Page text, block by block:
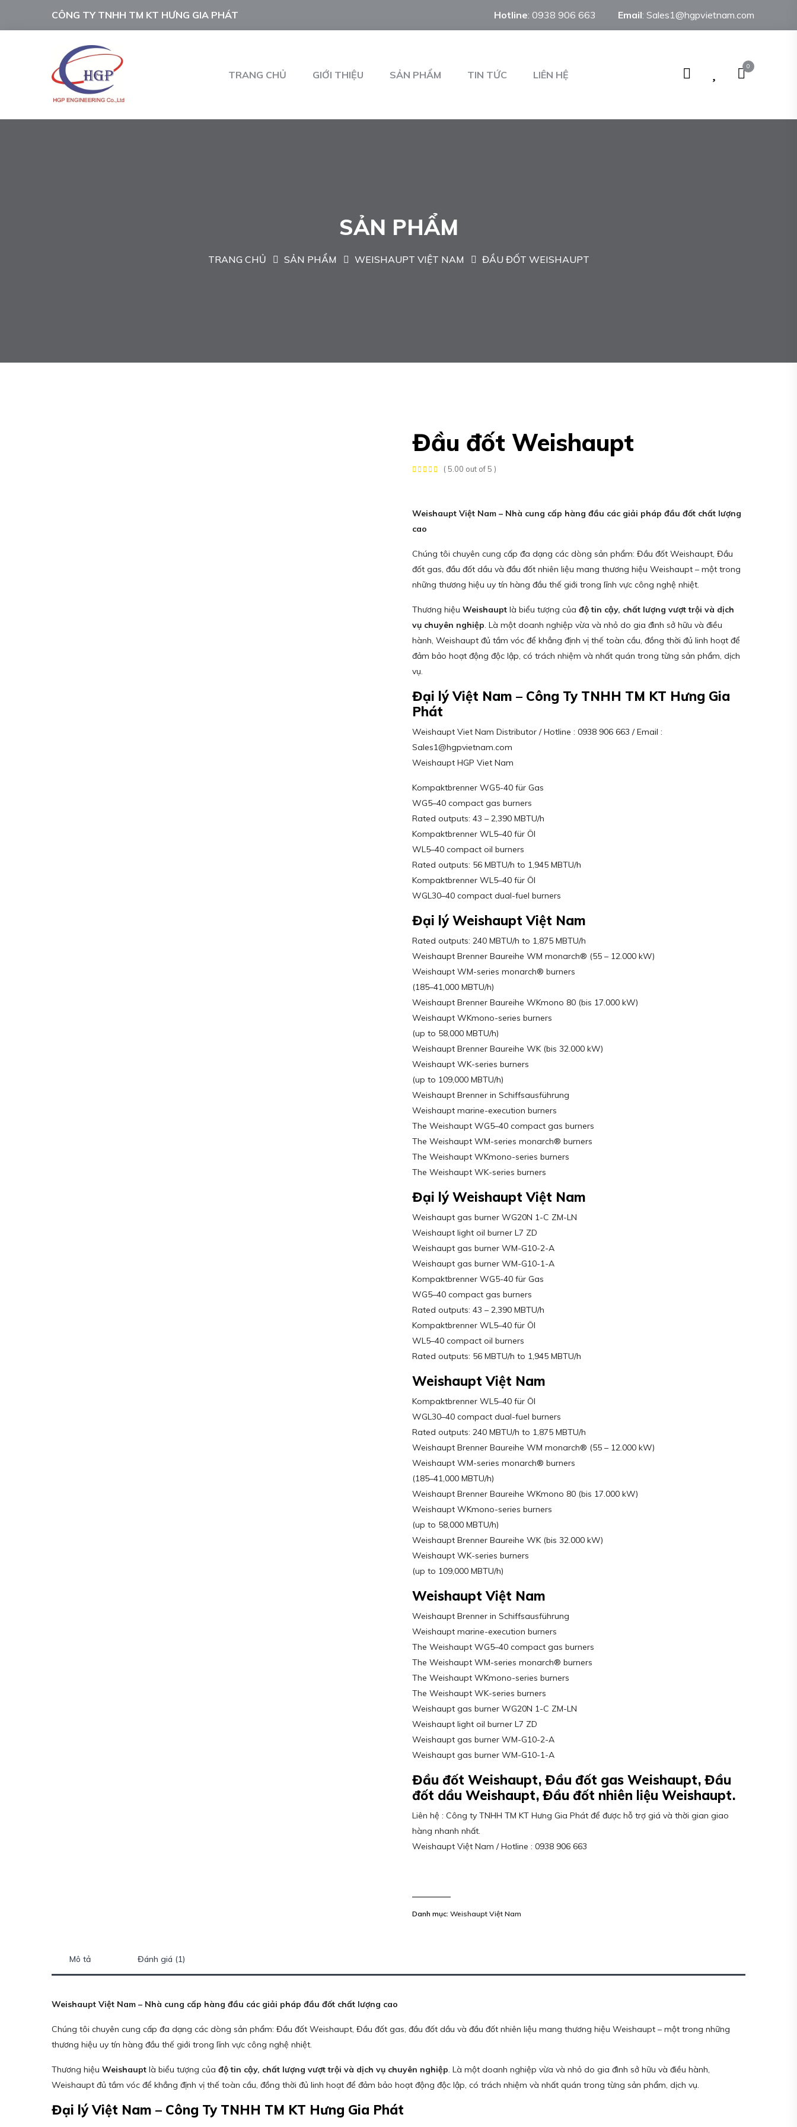
CÔNG TY TNHH TM KT HƯNG GIA PHÁT Hotline: 0938 906 663 Email: Sales1@hgpvietnam.com
TRANG CHỦ GIỚI THIỆU SẢN PHẨM TIN TỨC LIÊN HỆ
0
SẢN PHẨM
TRANG CHỦ SẢN PHẨM WEISHAUPT VIỆT NAM ĐẦU ĐỐT WEISHAUPT
Đầu đốt Weishaupt
( 5.00 out of 5 )
Weishaupt Việt Nam – Nhà cung cấp hàng đầu các giải pháp đầu đốt chất lượng
cao
Chúng tôi chuyên cung cấp đa dạng các dòng sản phẩm: Đầu đốt Weishaupt, Đầu
đốt gas, đầu đốt dầu và đầu đốt nhiên liệu mang thương hiệu Weishaupt – một trong
những thương hiệu uy tín hàng đầu thế giới trong lĩnh vực công nghệ nhiệt.
Thương hiệuWeishaupt là biểu tượng củađộ tin cậy, chất lượng vượt trội và dịch
vụ chuyên nghiệp. Là một doanh nghiệp vừa và nhỏ do gia đình sở hữu và điều
hành, Weishaupt đủ tầm vóc để khẳng định vị thế toàn cầu, đồng thời đủ linh hoạt để
đảm bảo hoạt động độc lập, có trách nhiệm và nhất quán trong từng sản phẩm, dịch
vụ.
Đại lý Việt Nam – Công Ty TNHH TM KT Hưng Gia
Phát
Weishaupt Viet Nam Distributor / Hotline : 0938 906 663 / Email :
Sales1@hgpvietnam.com
Weishaupt HGP Viet Nam
Kompaktbrenner WG5-40 für Gas
WG5–40 compact gas burners
Rated outputs: 43 – 2,390 MBTU/h
Kompaktbrenner WL5–40 für Öl
WL5–40 compact oil burners
Rated outputs: 56 MBTU/h to 1,945 MBTU/h
Kompaktbrenner WL5–40 für Öl
WGL30–40 compact dual-fuel burners
Đại lý Weishaupt Việt Nam
Rated outputs: 240 MBTU/h to 1,875 MBTU/h
Weishaupt Brenner Baureihe WM monarch® (55 – 12.000 kW)
Weishaupt WM-series monarch® burners
(185–41,000 MBTU/h)
Weishaupt Brenner Baureihe WKmono 80 (bis 17.000 kW)
Weishaupt WKmono-series burners
(up to 58,000 MBTU/h)
Weishaupt Brenner Baureihe WK (bis 32.000 kW)
Weishaupt WK-series burners
(up to 109,000 MBTU/h)
Weishaupt Brenner in Schiffsausführung
Weishaupt marine-execution burners
The Weishaupt WG5–40 compact gas burners
The Weishaupt WM-series monarch® burners
The Weishaupt WKmono-series burners
The Weishaupt WK-series burners
Đại lý Weishaupt Việt Nam
Weishaupt gas burner WG20N 1-C ZM-LN
Weishaupt light oil burner L7 ZD
Weishaupt gas burner WM-G10-2-A
Weishaupt gas burner WM-G10-1-A
Kompaktbrenner WG5-40 für Gas
WG5–40 compact gas burners
Rated outputs: 43 – 2,390 MBTU/h
Kompaktbrenner WL5–40 für Öl
WL5–40 compact oil burners
Rated outputs: 56 MBTU/h to 1,945 MBTU/h
Weishaupt Việt Nam
Kompaktbrenner WL5–40 für Öl
WGL30–40 compact dual-fuel burners
Rated outputs: 240 MBTU/h to 1,875 MBTU/h
Weishaupt Brenner Baureihe WM monarch® (55 – 12.000 kW)
Weishaupt WM-series monarch® burners
(185–41,000 MBTU/h)
Weishaupt Brenner Baureihe WKmono 80 (bis 17.000 kW)
Weishaupt WKmono-series burners
(up to 58,000 MBTU/h)
Weishaupt Brenner Baureihe WK (bis 32.000 kW)
Weishaupt WK-series burners
(up to 109,000 MBTU/h)
Weishaupt Việt Nam
Weishaupt Brenner in Schiffsausführung
Weishaupt marine-execution burners
The Weishaupt WG5–40 compact gas burners
The Weishaupt WM-series monarch® burners
The Weishaupt WKmono-series burners
The Weishaupt WK-series burners
Weishaupt gas burner WG20N 1-C ZM-LN
Weishaupt light oil burner L7 ZD
Weishaupt gas burner WM-G10-2-A
Weishaupt gas burner WM-G10-1-A
Đầu đốt Weishaupt, Đầu đốt gas Weishaupt, Đầu
đốt dầu Weishaupt, Đầu đốt nhiên liệu Weishaupt.
Liên hệ : Công ty TNHH TM KT Hưng Gia Phát để được hỗ trợ giá và thời gian giao
hàng nhanh nhất.
Weishaupt Việt Nam / Hotline : 0938 906 663
Danh mục:Weishaupt Việt Nam
Mô tả Đánh giá (1)
Weishaupt Việt Nam – Nhà cung cấp hàng đầu các giải pháp đầu đốt chất lượng cao
Chúng tôi chuyên cung cấp đa dạng các dòng sản phẩm: Đầu đốt Weishaupt, Đầu đốt gas, đầu đốt dầu và đầu đốt nhiên liệu mang thương hiệu Weishaupt – một trong những
thương hiệu uy tín hàng đầu thế giới trong lĩnh vực công nghệ nhiệt.
Thương hiệu Weishaupt là biểu tượng của độ tin cậy, chất lượng vượt trội và dịch vụ chuyên nghiệp. Là một doanh nghiệp vừa và nhỏ do gia đình sở hữu và điều hành,
Weishaupt đủ tầm vóc để khẳng định vị thế toàn cầu, đồng thời đủ linh hoạt để đảm bảo hoạt động độc lập, có trách nhiệm và nhất quán trong từng sản phẩm, dịch vụ.
Đại lý Việt Nam – Công Ty TNHH TM KT Hưng Gia Phát